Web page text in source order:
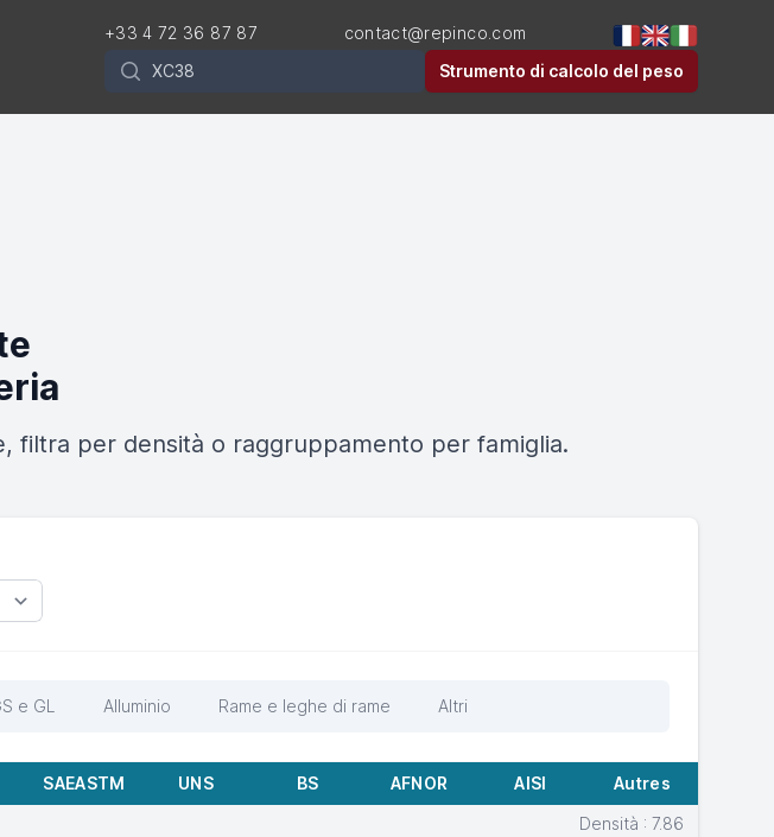
+33 4 72 36 87 87 contact@repinco.com
Rechercher Strumento di calcolo del peso
filtra per densità o raggruppamento per famiglia.
e GL Alluminio Rame e leghe di rame Altri
SAEASTM UNS BS AFNOR AISI Autres
Densità : 7.86